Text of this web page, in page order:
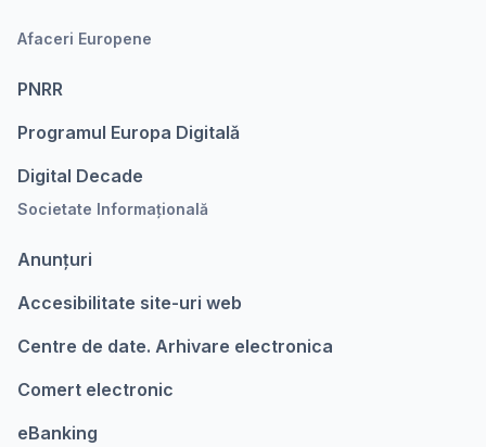
Afaceri Europene
PNRR
Programul Europa Digitalǎ
Digital Decade
Societate Informațională
Anunțuri
Accesibilitate site-uri web
Centre de date. Arhivare electronica
Comert electronic
eBanking